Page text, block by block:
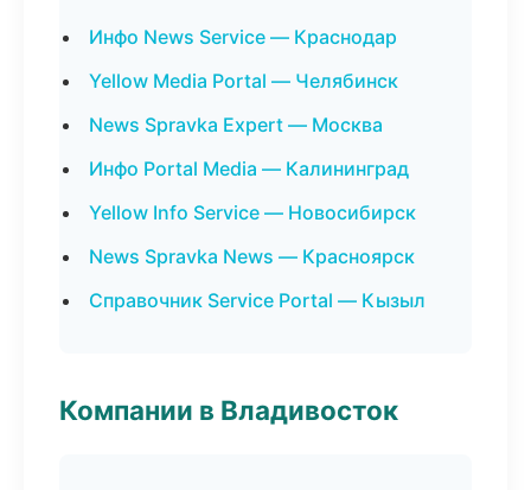
Инфо News Service — Краснодар
Yellow Media Portal — Челябинск
News Spravka Expert — Москва
Инфо Portal Media — Калининград
Yellow Info Service — Новосибирск
News Spravka News — Красноярск
Справочник Service Portal — Кызыл
Компании в Владивосток